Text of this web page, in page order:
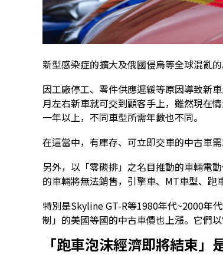
新型感染症的擴大及俄國侵烏等全球混亂
因工廠停工、零件供應遲緩等原因導致新
月左右新車就可交到顧客手上，雖然現在
一年以上，不同車型所需年數也不同。
在這當中，有庫存、可立即交車的中古車
另外，以「零碳排」之名目推動的車輛電
的車輛將無法銷售，引擎車、MT車型、跑
特別是Skyline GT-R等1980年代~2000年
制」的美國等國的中古車價也上漲。它們
「跑車泡沫經濟即將結束